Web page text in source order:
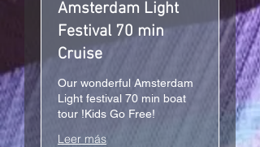
Amsterdam Light
Festival 70 min
Cruise
Our wonderful Amsterdam
Light festival 70 min boat
tour !Kids Go Free!
Leer más